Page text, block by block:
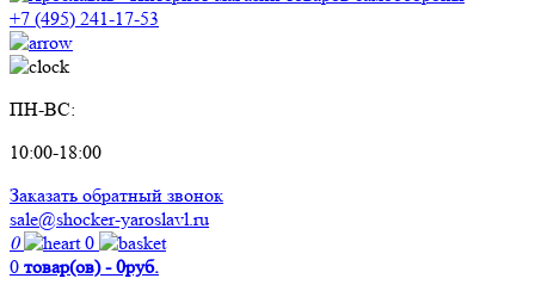
+7 (495) 241-17-53
ПН-ВС:
10:00-18:00
Заказать обратный звонок
sale@shocker-yaroslavl.ru
0
0
0 товар(ов) - 0руб.